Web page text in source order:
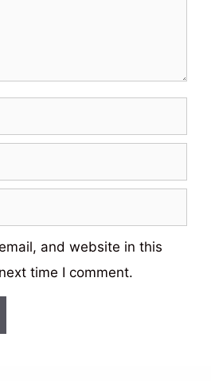
and website in this
time I comment.